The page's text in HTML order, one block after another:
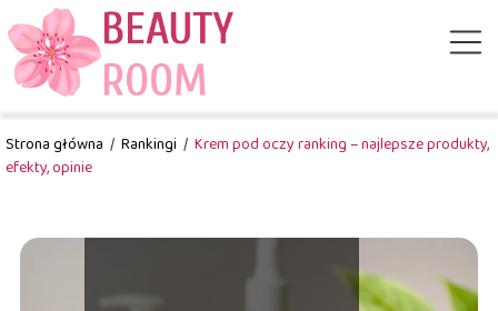
Strona główna / Rankingi / Krem pod oczy ranking – najlepsze produkty,
efekty, opinie